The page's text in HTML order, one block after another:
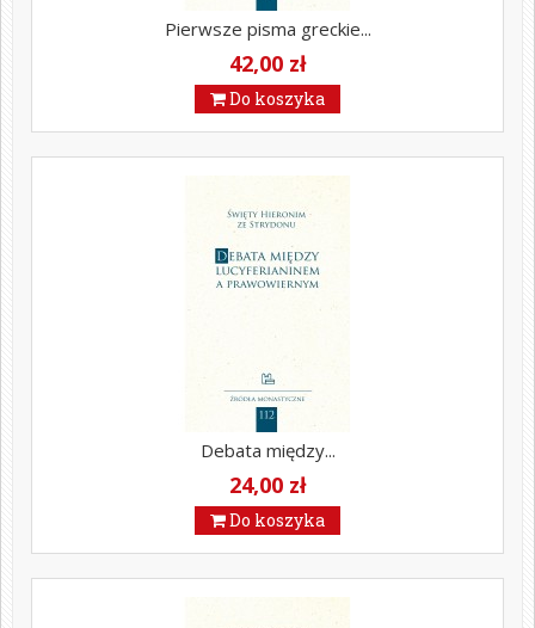
Pierwsze pisma greckie...
42,00 zł
Do koszyka
Debata między...
24,00 zł
Do koszyka